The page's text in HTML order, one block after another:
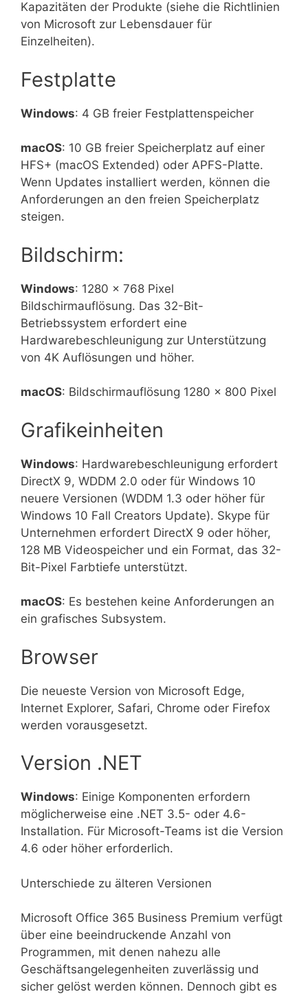
Kapazitäten der Produkte (siehe die Richtlinien
von Microsoft zur Lebensdauer für
Einzelheiten).
Festplatte
Windows: 4 GB freier Festplattenspeicher
macOS: 10 GB freier Speicherplatz auf einer
HFS+ (macOS Extended) oder APFS-Platte.
Wenn Updates installiert werden, können die
Anforderungen an den freien Speicherplatz
steigen.
Bildschirm:
Windows: 1280 × 768 Pixel
Bildschirmauflösung. Das 32-Bit-
Betriebssystem erfordert eine
Hardwarebeschleunigung zur Unterstützung
von 4K Auflösungen und höher.
macOS: Bildschirmauflösung 1280 × 800 Pixel
Grafikeinheiten
Windows: Hardwarebeschleunigung erfordert
DirectX 9, WDDM 2.0 oder für Windows 10
neuere Versionen (WDDM 1.3 oder höher für
Windows 10 Fall Creators Update). Skype für
Unternehmen erfordert DirectX 9 oder höher,
128 MB Videospeicher und ein Format, das 32-
Bit-Pixel Farbtiefe unterstützt.
macOS: Es bestehen keine Anforderungen an
ein grafisches Subsystem.
Browser
Die neueste Version von Microsoft Edge,
Internet Explorer, Safari, Chrome oder Firefox
werden vorausgesetzt.
Version .NET
Windows: Einige Komponenten erfordern
möglicherweise eine .NET 3.5- oder 4.6-
Installation. Für Microsoft-Teams ist die Version
4.6 oder höher erforderlich.
Unterschiede zu älteren Versionen
Microsoft Office 365 Business Premium verfügt
über eine beeindruckende Anzahl von
Programmen, mit denen nahezu alle
Geschäftsangelegenheiten zuverlässig und
sicher gelöst werden können. Dennoch gibt es